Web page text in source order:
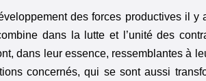
des forces productives il y
dans la lutte et l’unité des
dans leur essence, ressemblantes à
concernés, qui se sont aussi